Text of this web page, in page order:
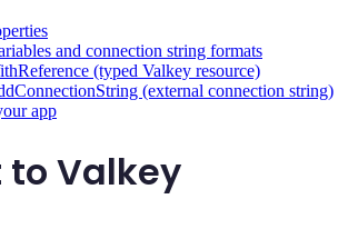
and connection string formats
(typed Valkey resource)
(external connection string)
app
to Valkey